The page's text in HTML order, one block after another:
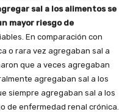
sal a los alimentos se
mayor riesgo de
En comparación con
o rara vez agregaban sal a
que a veces agregaban
agregaban sal a los
siempre agregaban sal a los
de enfermedad renal crónica.